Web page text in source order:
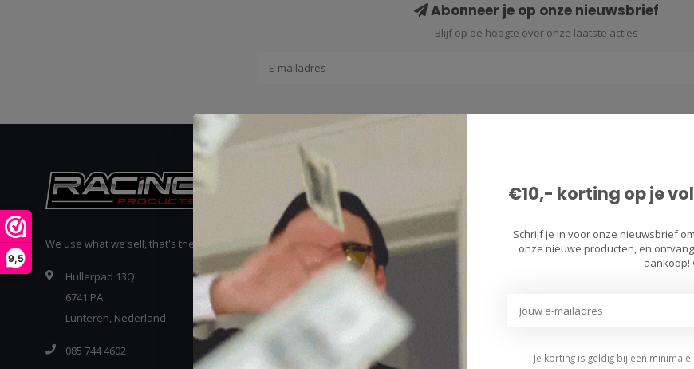
9,5
Abonneer je op onze nieuwsbrief
Blijf op de hoogte over onze laatste acties
We use what we sell, that's the difference!
Hullerpad 13Q
6741 PA
Lunteren, Nederland
085 744 4602
Reviews
Contact & Klantenservice
Over ons
Verzenden & Retourneren
Algemene voorwaarden
Disclaimer
€10,- korting op je
Schrijf je in voor onze nieuwsbrief
onze nieuwe producten, en
aankoop!
Je korting is geldig bij een